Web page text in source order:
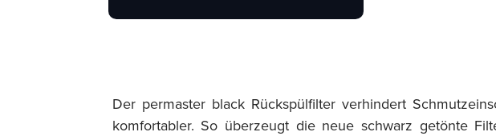
Der permaster black Rückspülfilter verhindert
komfortabler. So überzeugt die neue schwarz getönte